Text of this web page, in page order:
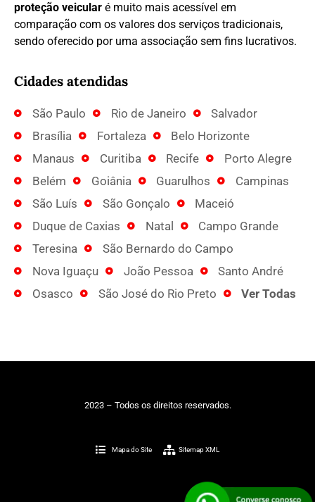
proteção veicular é muito mais acessível em
comparação com os valores dos serviços tradicionais,
sendo oferecido por uma associação sem fins lucrativos.
Cidades atendidas
São Paulo Rio de Janeiro
Salvador
Brasília
Fortaleza
Belo Horizonte
Manaus
Curitiba Recife
Porto Alegre
Belém
Goiânia Guarulhos
Campinas
São Luís
São Gonçalo
Maceió
Duque de Caxias
Natal
Campo Grande
Teresina
São Bernardo do Campo
Nova Iguaçu
João Pessoa
Santo André
Osasco
São José do Rio Preto Ver Todas
2023 – Todos os direitos reservados.
Mapa do Site Sitemap XML